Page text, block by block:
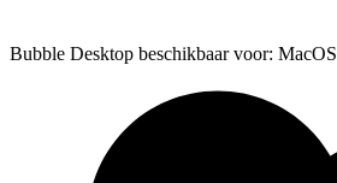
Bubble Desktop beschikbaar voor: MacOS